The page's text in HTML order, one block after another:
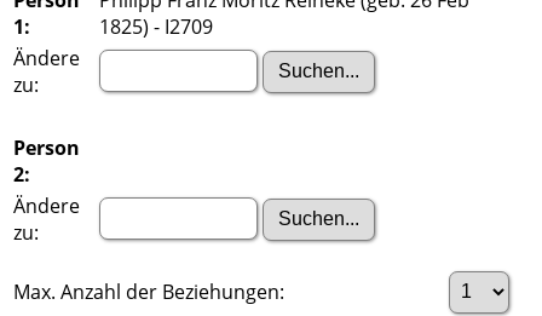
1:
1825) - I2709
Ändere
zu:
Person
2:
Ändere
zu:
Max. Anzahl der Beziehungen: